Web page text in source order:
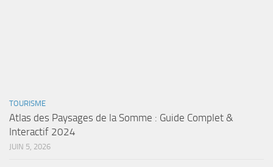
TOURISME
Atlas des Paysages de la Somme : Guide Complet &
Interactif 2024
JUIN 5, 2026